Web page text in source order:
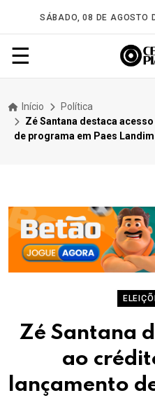
SÁBADO, 08 DE AGOSTO
☰
Início
Política
Zé Santana destaca
de programa em Paes
Zé Santana
ao
lançamento